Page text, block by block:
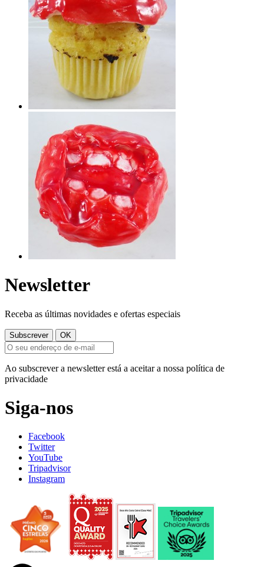
Newsletter
Receba as últimas novidades e ofertas especiais
Ao subscrever a newsletter está a aceitar a nossa política de
privacidade
Siga-nos
Facebook
Twitter
YouTube
Tripadvisor
Instagram